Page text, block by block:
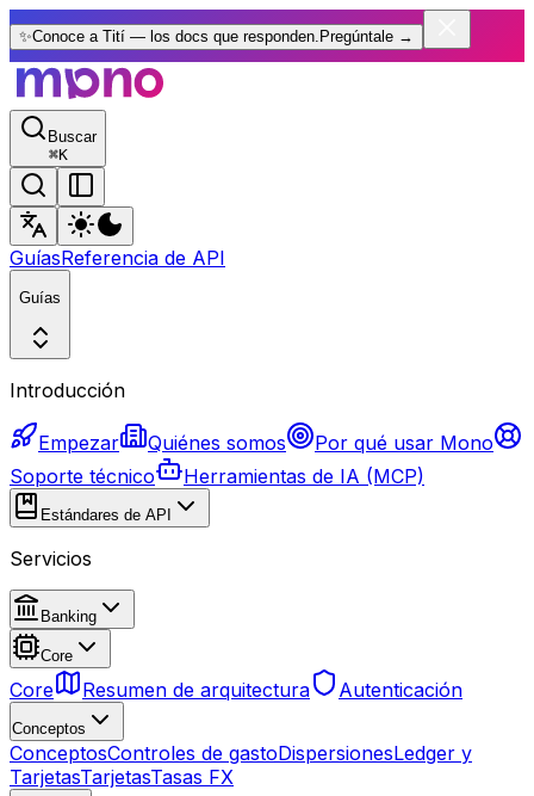
✨Conoce a Tití — los docs que responden. Pregúntale →
Buscar
⌘K
GuíasReferencia de API
Guías
Introducción
Empezar Quiénes somos
Por qué usar Mono
Soporte técnico
Herramientas de IA (MCP)
Estándares de API
Servicios
Banking
Core
Core Resumen de arquitectura Autenticación
Conceptos
ConceptosControles de gastoDispersionesLedger y
TarjetasTarjetasTasas FX